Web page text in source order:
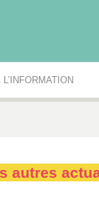
autres